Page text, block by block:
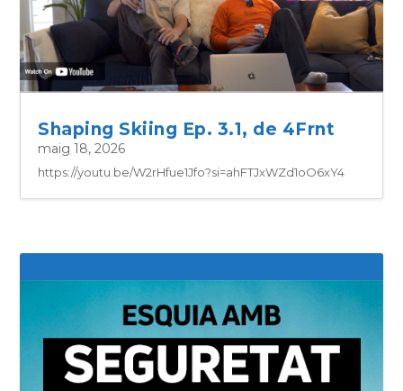
Shaping Skiing Ep. 3.1, de 4Frnt
maig 18, 2026
https://youtu.be/W2rHfue1Jfo?si=ahFTJxWZd1oO6xY4